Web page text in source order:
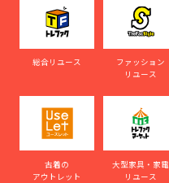
総合リユース
ファッション
リユース
古着の
アウトレット
大型家具・家電
リユース